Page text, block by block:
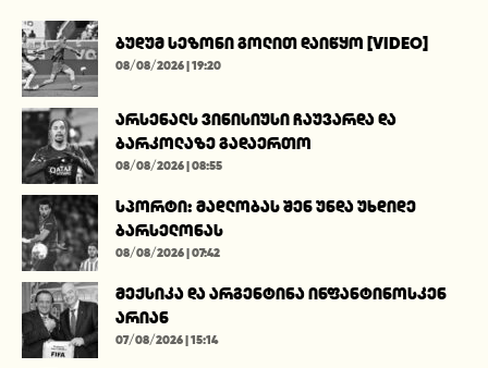
ბუდუმ სეზონი გოლით დაიწყო [VIDEO]
08/08/2026 | 19:20
არსენალს ვინისიუსი ჩაუვარდა და
ბარკოლაზე გადაერთო
08/08/2026 | 08:55
სპორტი: მადლობას შენ უნდა უხდიდე
ბარსელონას
08/08/2026 | 07:42
მექსიკა და არგენტინა ინფანტინოსკენ
არიან
07/08/2026 | 15:14